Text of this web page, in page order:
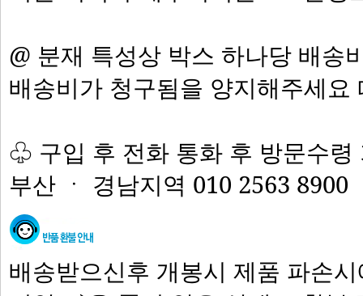
@ 분재 특성상 박스 하나당 배송
배송비가 청구됨을 양지해주세
♧ 구입 후 전화 통화 후 방문수령
부산 ㆍ 경남지역 010 2563 8900
배송받으신후 개봉시 제품 파손